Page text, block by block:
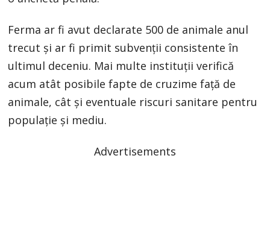
Ferma ar fi avut declarate 500 de animale anul
trecut și ar fi primit subvenții consistente în
ultimul deceniu. Mai multe instituții verifică
acum atât posibile fapte de cruzime față de
animale, cât și eventuale riscuri sanitare pentru
populație și mediu.
Advertisements